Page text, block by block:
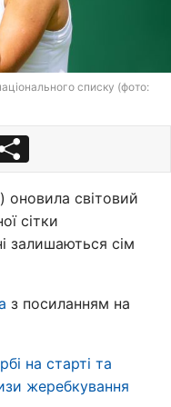
списку (фото:
оновила світовий
сітки
залишаються сім
з посиланням на
на старті та
жеребкування